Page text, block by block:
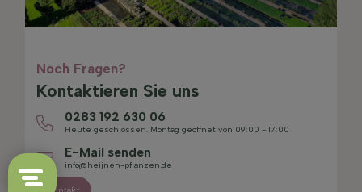
Noch Fragen?
Kontaktieren Sie uns
0283 192 630 06
Heute geschlossen. Montag geöffnet von 09:00 - 17:00
E-Mail senden
info@heijnen-pflanzen.de